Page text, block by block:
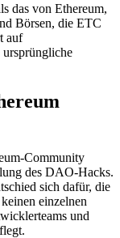
das von Ethereum,
Börsen, die ETC
auf
Community
des DAO-Hacks.
sich dafür, die
einzelnen
und